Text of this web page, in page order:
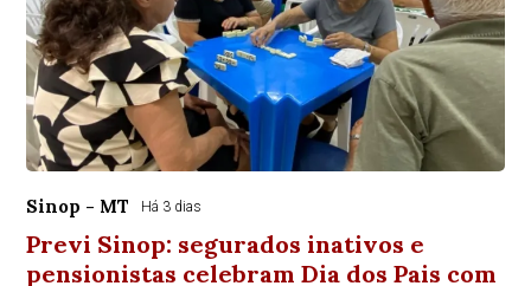
Sinop - MT Há 3 dias
Previ Sinop: segurados inativos e
pensionistas celebram Dia dos Pais com